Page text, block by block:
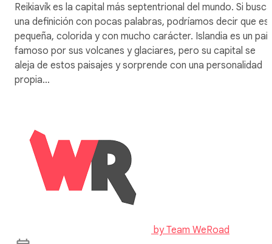
Reikiavík es la capital más septentrional del mundo. Si
una definición con pocas palabras, podríamos decir que es
pequeña, colorida y con mucho carácter. Islandia es un país
famoso por sus volcanes y glaciares, pero su capital se
aleja de estos paisajes y sorprende con una personalidad
propia…
byTeam WeRoad